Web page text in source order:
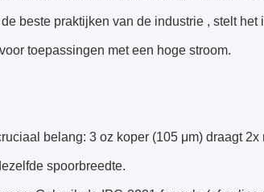
beste praktijken van de industrie , stelt
toepassingen met een hoge stroom.
belang: 3 oz koper (105 μm) draagt
spoorbreedte.